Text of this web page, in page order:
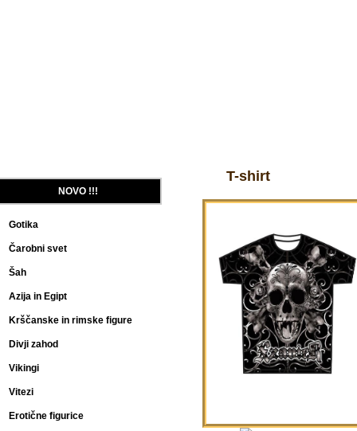
T-shirt
NOVO !!!
Gotika
Čarobni svet
Šah
Azija in Egipt
Krščanske in rimske figure
Divji zahod
Vikingi
Vitezi
Erotične figurice